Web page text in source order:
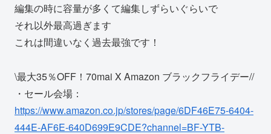
編集の時に容量が多くて編集しずらいぐらいで
それ以外最高過ぎます
これは間違いなく過去最強です！
\最大35％OFF！70mai X Amazon ブラックフライデー//
・セール会場：
https://www.amazon.co.jp/stores/page/6DF46E75-6404-
444E-AF6E-640D699E9CDE?channel=BF-YTB-